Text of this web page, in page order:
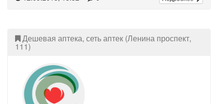
Дешевая аптека, сеть аптек (Ленина проспект,
111)